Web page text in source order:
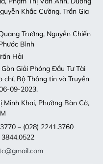
Hải
Giải Phóng Đầu Tư Tài
Bộ Thông tin và Truyền
09-2023.
Khai, Phường Bàn Cờ,
– (028) 2241.3760
cáo
(0913 118 448)